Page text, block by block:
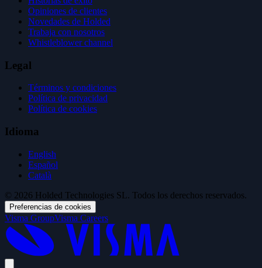
Opiniones de clientes
Novedades de Holded
Trabaja con nosotros
Whistleblower channel
Legal
Términos y condiciones
Política de privacidad
Política de cookies
Idioma
English
Español
Català
© 2026 Holded Technologies SL. Todos los derechos reservados.
Preferencias de cookies
Visma GroupVisma Careers